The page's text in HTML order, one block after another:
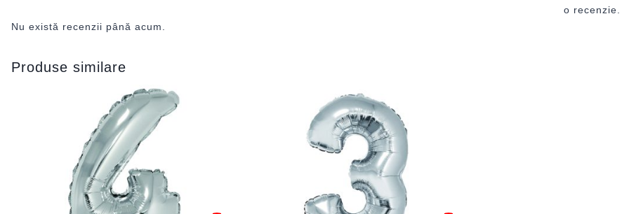
Nu există recenzii până acum.
o recenzie.
Produse similare